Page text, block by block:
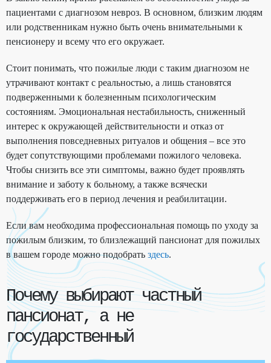
пациентами с диагнозом невроз. В основном, близким людям
или родственникам нужно быть очень внимательными к
пенсионеру и всему что его окружает.
Стоит понимать, что пожилые люди с таким диагнозом не
утрачивают контакт с реальностью, а лишь становятся
подверженными к болезненным психологическим
состояниям. Эмоциональная нестабильность, сниженный
интерес к окружающей действительности и отказ от
выполнения повседневных ритуалов и общения – все это
будет сопутствующими проблемами пожилого человека.
Чтобы снизить все эти симптомы, важно будет проявлять
внимание и заботу к больному, а также всячески
поддерживать его в период лечения и реабилитации.
Если вам необходима профессиональная помощь по уходу за
пожилым близким, то близлежащий пансионат для пожилых
в вашем городе можно подобрать здесь.
Почему выбирают частный
пансионат, а не
государственный